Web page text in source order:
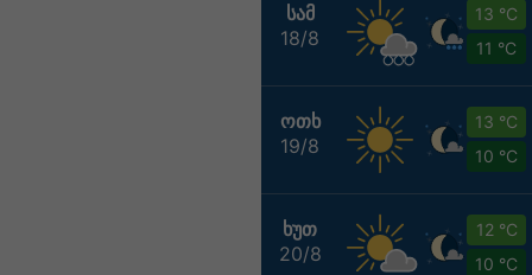
ᲡᲐᲛ
18/8
13 °C
11 °C
ᲝᲗᲮ
19/8
13 °C
10 °C
ᲮᲣᲗ
20/8
12 °C
10 °C